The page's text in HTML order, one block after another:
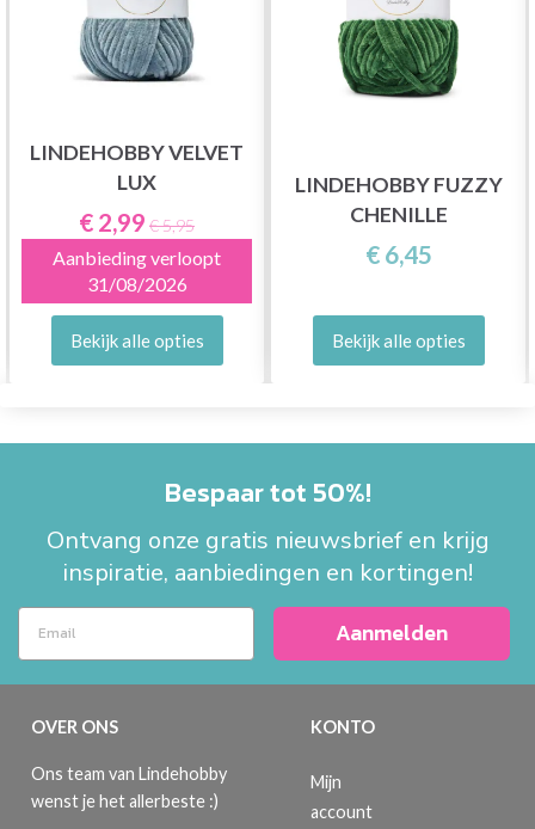
LINDEHOBBY VELVET
LUX
€ 2,99 € 5,95
Aanbieding verloopt
31/08/2026
Bekijk alle opties
LINDEHOBBY FUZZY
CHENILLE
€ 6,45
Bekijk alle opties
Bespaar tot 50%!
Ontvang onze gratis nieuwsbrief en krijg
inspiratie, aanbiedingen en kortingen!
Aanmelden
OVER ONS
Ons team van Lindehobby
wenst je het allerbeste :)
KONTO
Mijn
account